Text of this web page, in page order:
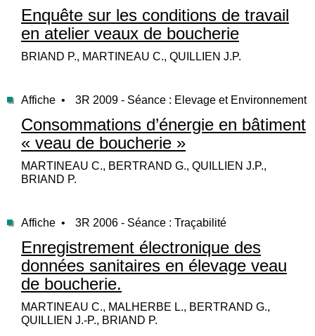
Enquête sur les conditions de travail
en atelier veaux de boucherie
BRIAND P., MARTINEAU C., QUILLIEN J.P.
Affiche • 3R 2009 - Séance : Elevage et Environnement
Consommations d’énergie en bâtiment
« veau de boucherie »
MARTINEAU C., BERTRAND G., QUILLIEN J.P.,
BRIAND P.
Affiche • 3R 2006 - Séance : Traçabilité
Enregistrement électronique des
données sanitaires en élevage veau
de boucherie.
MARTINEAU C., MALHERBE L., BERTRAND G.,
QUILLIEN J.-P., BRIAND P.